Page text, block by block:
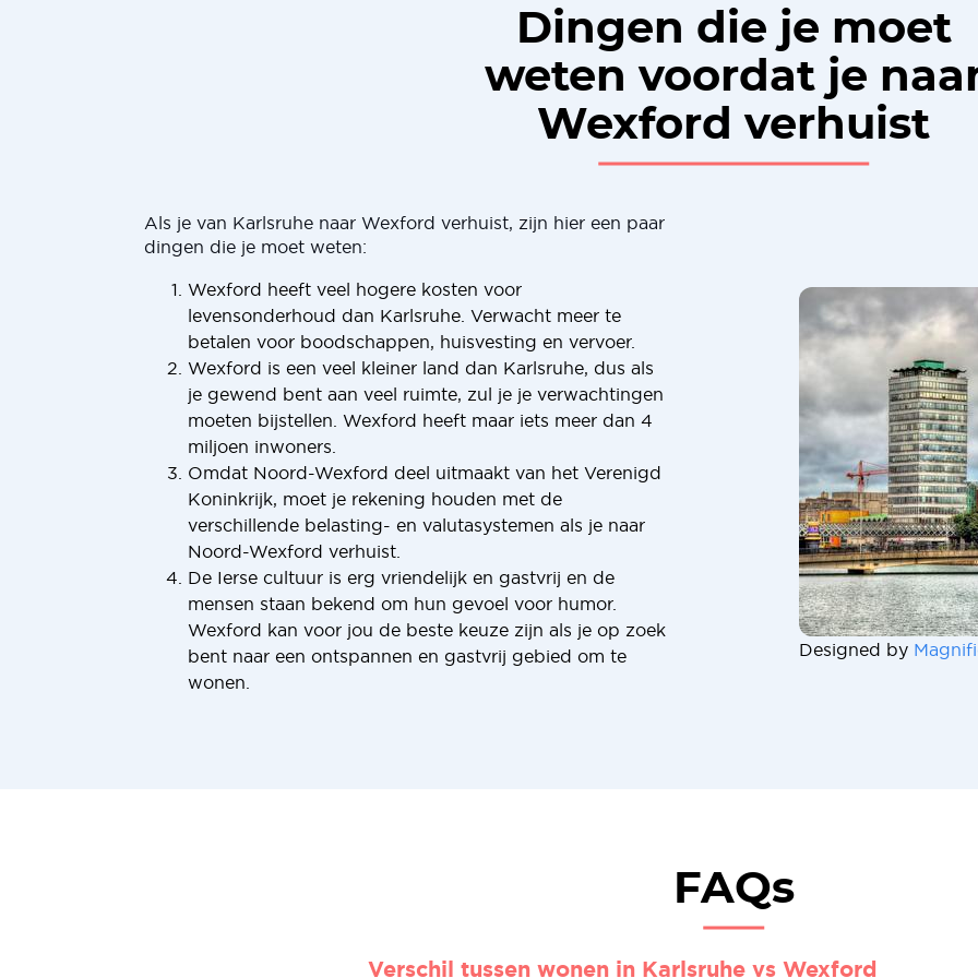
Dingen die je moet
weten voordat je
Wexford verhuist
Als je van Karlsruhe naar Wexford verhuist, zijn hier een paar
dingen die je moet weten:
Wexford heeft veel hogere kosten voor
levensonderhoud dan Karlsruhe. Verwacht meer te
betalen voor boodschappen, huisvesting en vervoer.
Wexford is een veel kleiner land dan Karlsruhe, dus als
je gewend bent aan veel ruimte, zul je je verwachtingen
moeten bijstellen. Wexford heeft maar iets meer dan 4
miljoen inwoners.
Omdat Noord-Wexford deel uitmaakt van het Verenigd
Koninkrijk, moet je rekening houden met de
verschillende belasting- en valutasystemen als je naar
Noord-Wexford verhuist.
De Ierse cultuur is erg vriendelijk en gastvrij en de
mensen staan bekend om hun gevoel voor humor.
Wexford kan voor jou de beste keuze zijn als je op zoek
bent naar een ontspannen en gastvrij gebied om te
wonen.
Designed by
FAQs
Verschil tussen wonen in Karlsruhe vs Wexford